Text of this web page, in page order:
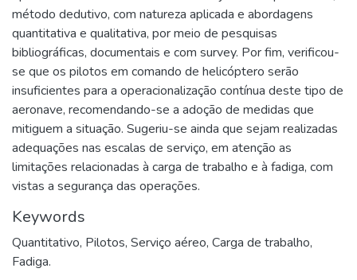
método dedutivo, com natureza aplicada e abordagens
quantitativa e qualitativa, por meio de pesquisas
bibliográficas, documentais e com survey. Por fim, verificou-
se que os pilotos em comando de helicóptero serão
insuficientes para a operacionalização contínua deste tipo de
aeronave, recomendando-se a adoção de medidas que
mitiguem a situação. Sugeriu-se ainda que sejam realizadas
adequações nas escalas de serviço, em atenção as
limitações relacionadas à carga de trabalho e à fadiga, com
vistas a segurança das operações.
Keywords
Quantitativo, Pilotos, Serviço aéreo, Carga de trabalho,
Fadiga.